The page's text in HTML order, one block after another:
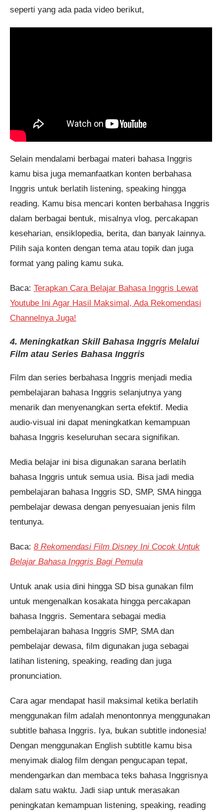
seperti yang ada pada video berikut,
Selain mendalami berbagai materi bahasa Inggris
kamu bisa juga memanfaatkan konten berbahasa
Inggris untuk berlatih listening, speaking hingga
reading. Kamu bisa mencari konten berbahasa Inggris
dalam berbagai bentuk, misalnya vlog, percakapan
keseharian, ensiklopedia, berita, dan banyak lainnya.
Pilih saja konten dengan tema atau topik dan juga
format yang paling kamu suka.
Baca: Terapkan Cara Belajar Bahasa Inggris Lewat
Youtube Ini Agar Hasil Maksimal, Ada Rekomendasi
Channelnya Juga!
4. Meningkatkan Skill Bahasa Inggris Melalui
Film atau Series Bahasa Inggris
Film dan series berbahasa Inggris menjadi media
pembelajaran bahasa Inggris selanjutnya yang
menarik dan menyenangkan serta efektif. Media
audio-visual ini dapat meningkatkan kemampuan
bahasa Inggris keseluruhan secara signifikan.
Media belajar ini bisa digunakan sarana berlatih
bahasa Inggris untuk semua usia. Bisa jadi media
pembelajaran bahasa Inggris SD, SMP, SMA hingga
pembelajar dewasa dengan penyesuaian jenis film
tentunya.
Baca: 8 Rekomendasi Film Disney Ini Cocok Untuk
Belajar Bahasa Inggris Bagi Pemula
Untuk anak usia dini hingga SD bisa gunakan film
untuk mengenalkan kosakata hingga percakapan
bahasa Inggris. Sementara sebagai media
pembelajaran bahasa Inggris SMP, SMA dan
pembelajar dewasa, film digunakan juga sebagai
latihan listening, speaking, reading dan juga
pronunciation.
Cara agar mendapat hasil maksimal ketika berlatih
menggunakan film adalah menontonnya menggunakan
subtitle bahasa Inggris. Iya, bukan subtitle indonesia!
Dengan menggunakan English subtitle kamu bisa
menyimak dialog film dengan pengucapan tepat,
mendengarkan dan membaca teks bahasa Inggrisnya
dalam satu waktu. Jadi siap untuk merasakan
peningkatan kemampuan listening, speaking, reading